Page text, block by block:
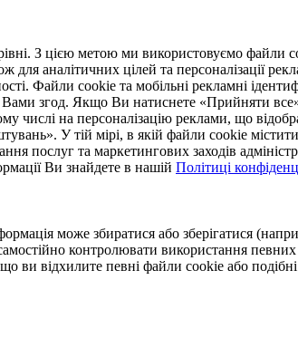
З цією метою ми використовуємо файли
для аналітичних цілей та персоналізації
Файли cookie та мобільні рекламні
Вами згод. Якщо Ви натиснете «Прийняти
числі на персоналізацію реклами, що
У тій мірі, в якій файли cookie
послуг та маркетингових заходів
Ви знайдете в нашій Політиці
може збиратися або зберігатися
контролювати використання
ви відхилите певні файли cookie або